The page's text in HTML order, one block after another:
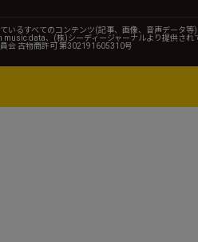
ているすべてのコンテンツ(記事、画像、音声データ
data、(株)シーディージャーナルより提供され
会 古物商許可 第302191605310号